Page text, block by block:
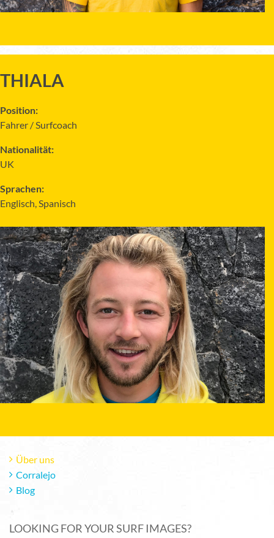
THIALA
Position:
Fahrer / Surfcoach
Nationalität:
UK
Sprachen:
Englisch, Spanisch
Über uns
Corralejo
Blog
LOOKING FOR YOUR SURF IMAGES?